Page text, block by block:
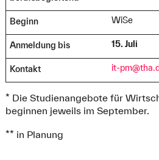
Beginn WiSe
Anmeldung bis 15. Juli
Kontakt it-
* Die Studienangebote für
beginnen jeweils im September.
** in Planung